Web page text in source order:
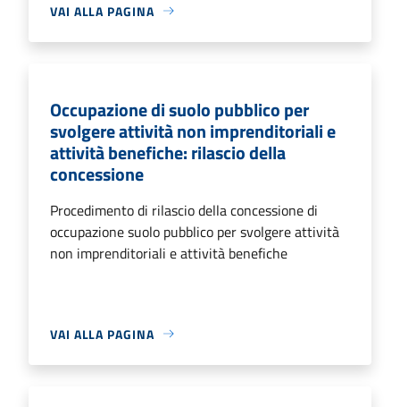
VAI ALLA PAGINA
Occupazione di suolo pubblico per
svolgere attività non imprenditoriali e
attività benefiche: rilascio della
concessione
Procedimento di rilascio della concessione di
occupazione suolo pubblico per svolgere attività
non imprenditoriali e attività benefiche
VAI ALLA PAGINA